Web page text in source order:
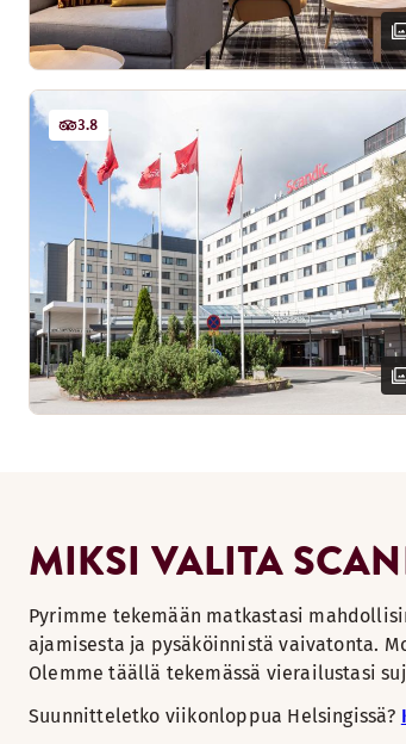
3.8
MIKSI VALITA
Pyrimme tekemään matkastasi
ajamisesta ja pysäköinnistä vaivatonta.
Olemme täällä tekemässä vierailustasi
Suunnitteletko viikonloppua Helsingissä?